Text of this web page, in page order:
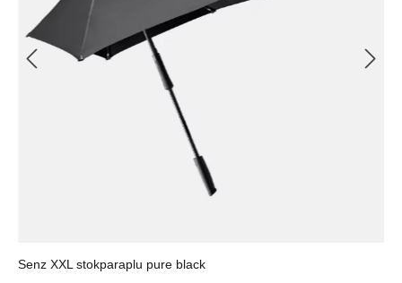
Senz XXL stokparaplu pure black